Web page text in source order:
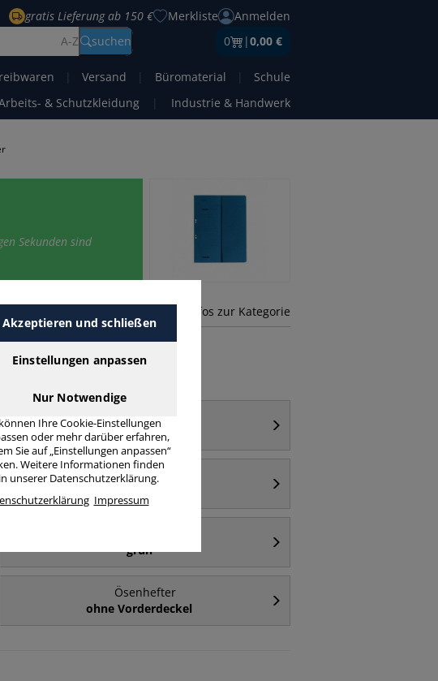
gratis Lieferung ab 150 € Merkliste
Anmelden
A-Z
suchen 0 |0,00 €
| Versand | Büromaterial |
Schule
& Schutzkleidung | Industrie & Handwerk
Sekunden sind
mehr Infos zur Kategorie
Ösenhefter
ganzer Vorderdeckel
Ösenhefter
grün
Ösenhefter
ohne Vorderdeckel
Akzeptieren und schließen
Einstellungen anpassen
Nur Notwendige
Ihre Cookie-Einstellungen
oder mehr darüber erfahren,
Sie auf „Einstellungen anpassen“
Weitere Informationen finden
unserer Datenschutzerklärung.
Impressum